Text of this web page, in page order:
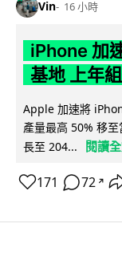
Vin 16 小時
iPhone 加
基地 上年
Apple 加速將
產量最高 50% 移
長至 204...
閱讀
171 72 ↗